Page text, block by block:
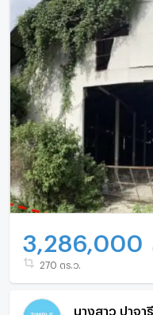
3,286,000
270 ตร.ว.
นางสาว ปาจา